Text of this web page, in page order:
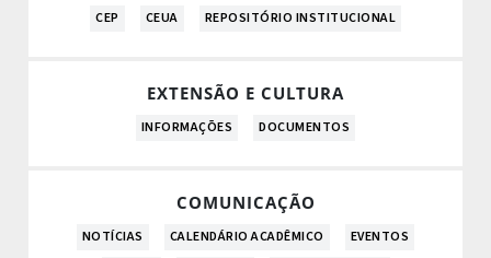
CEP
CEUA REPOSITÓRIO INSTITUCIONAL
EXTENSÃO E CULTURA
INFORMAÇÕES DOCUMENTOS
COMUNICAÇÃO
NOTÍCIAS CALENDÁRIO ACADÊMICO
EVENTOS